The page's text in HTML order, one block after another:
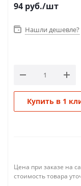
94 руб./шт
Нашли дешевле?
Купить в 1
Цена при заказе на
стоимость товара